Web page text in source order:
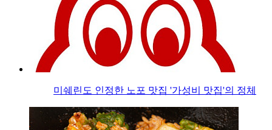
미쉐린도 인정한 노포 맛집 '가성비 맛집'의 정체